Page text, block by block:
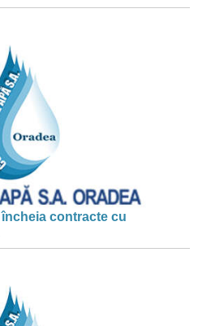
contracte cu